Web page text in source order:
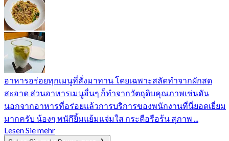
อาหารอร่อยทุกเมนูที่สั่งมาทาน โดยเฉพาะสลัดทำจากผักสด
สะอาด ส่วนอาหารเมนูอื่นๆ ก็ทำจากวัตถุดิบคุณภาพเช่นดัน
นอกจากอาหารที่อร่อยแล้วการบริการของพนักงานที่นี่ยอดเยี่ยม
มากครับ น้องๆ พนักึยิ้มแย้มแจ่มใส กระตือรือร้น สุภาพ ...
Lesen Sie mehr